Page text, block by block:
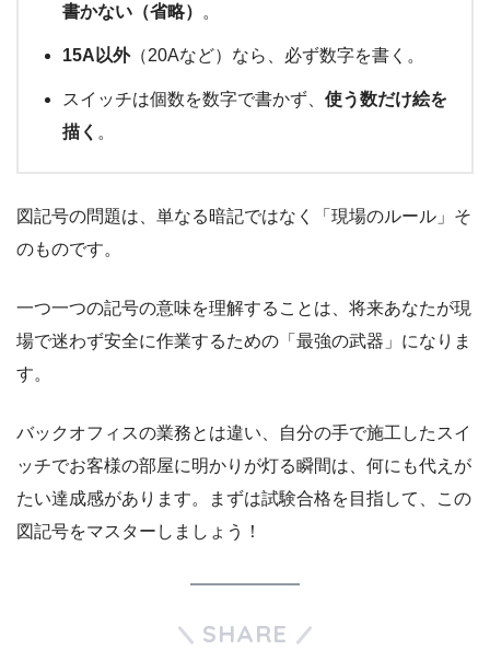
書かない（省略）
。
15A以外（20Aなど）なら、必ず数字を書く。
スイッチは個数を数字で書かず、 使う数だけ絵を
描く 。
図記号の問題は、単なる暗記ではなく「現場のルール」そ
のものです。
一つ一つの記号の意味を理解することは、将来あなたが現
場で迷わず安全に作業するための「最強の武器」になりま
す。
バックオフィスの業務とは違い、自分の手で施工したスイ
ッチでお客様の部屋に明かりが灯る瞬間は、何にも代えが
たい達成感があります。まずは試験合格を目指して、この
図記号をマスターしましょう！
SHARE